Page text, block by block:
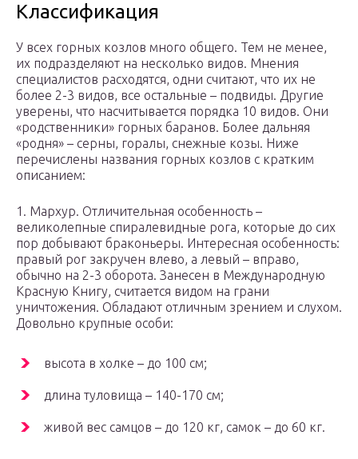
Классификация
У всех горных козлов много общего. Тем не менее,
их подразделяют на несколько видов. Мнения
специалистов расходятся, одни считают, что их не
более 2-3 видов, все остальные – подвиды. Другие
уверены, что насчитывается порядка 10 видов. Они
«родственники» горных баранов. Более дальняя
«родня» – серны, горалы, снежные козы. Ниже
перечислены названия горных козлов с кратким
описанием:
1. Мархур. Отличительная особенность –
великолепные спиралевидные рога, которые до сих
пор добывают браконьеры. Интересная особенность:
правый рог закручен влево, а левый – вправо,
обычно на 2-3 оборота. Занесен в Международную
Красную Книгу, считается видом на грани
уничтожения. Обладают отличным зрением и слухом.
Довольно крупные особи:
высота в холке – до 100 см;
длина туловища – 140-170 см;
живой вес самцов – до 120 кг, самок – до 60 кг.